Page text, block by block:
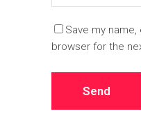
Save my
browser for the